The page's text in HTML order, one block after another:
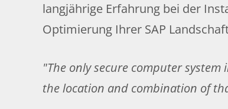
langjährige Erfahrung bei der
Optimierung Ihrer SAP
The only secure computer
the location and combination of